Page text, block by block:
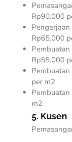
Rp90.000
Rp65.000
Rp55.000
per m2
m2
5. Kusen